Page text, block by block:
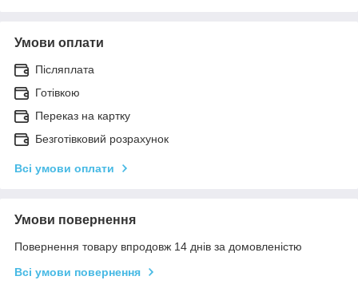
Умови оплати
Післяплата
Готівкою
Переказ на картку
Безготівковий розрахунок
Всі умови оплати
Умови повернення
Повернення товару впродовж 14 днів за домовленістю
Всі умови повернення